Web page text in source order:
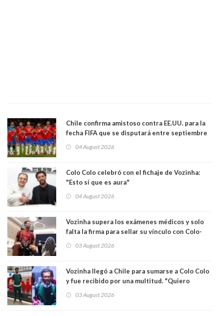
Chile confirma amistoso contra EE.UU. para la
fecha FIFA que se disputará entre septiembre
04 August 2026
Colo Colo celebró con el fichaje de Vozinha:
"Esto sí que es aura"
04 August 2026
Vozinha supera los exámenes médicos y solo
falta la firma para sellar su vínculo con Colo-
03 August 2026
Vozinha llegó a Chile para sumarse a Colo Colo
y fue recibido por una multitud. "Quiero
hinchas"
03 August 2026